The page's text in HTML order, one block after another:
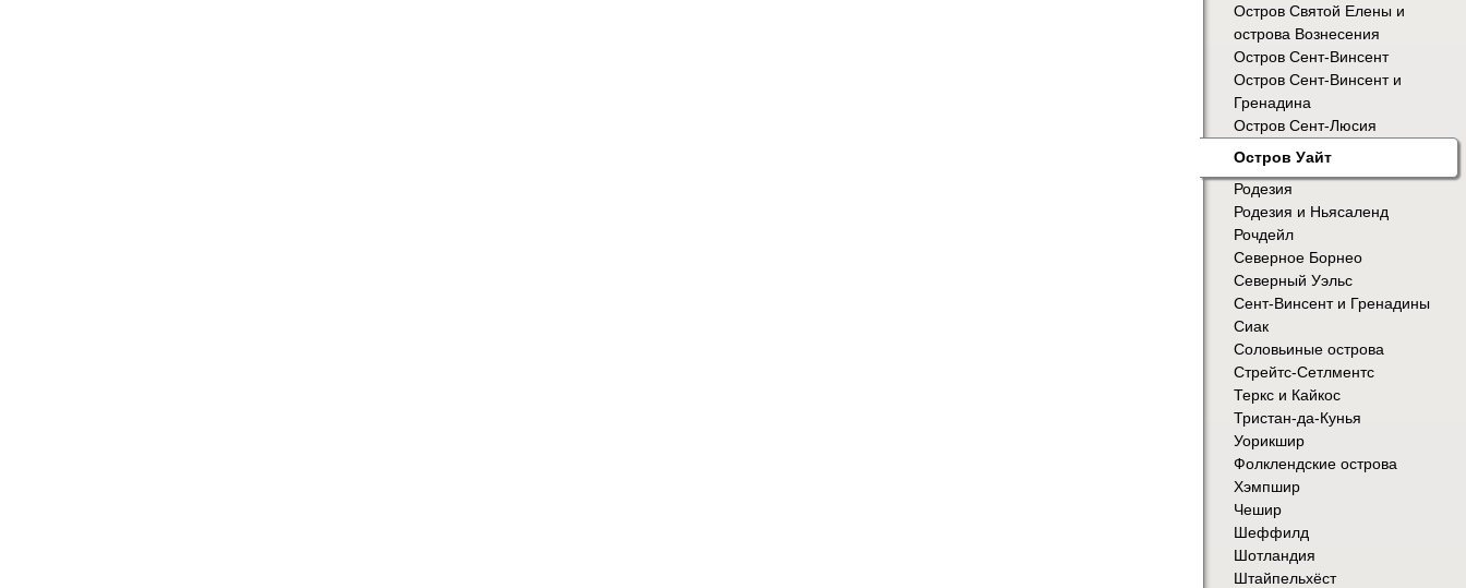
Остров Святой Елены и
острова Вознесения
Остров Сент-Винсент
Остров Сент-Винсент и
Гренадина
Остров Сент-Люсия
Остров Уайт
Родезия
Родезия и Ньясаленд
Рочдейл
Северное Борнео
Северный Уэльс
Сент-Винсент и Гренадины
Сиак
Соловьиные острова
Стрейтс-Сетлментс
Теркс и Кайкос
Тристан-да-Кунья
Уорикшир
Фолклендские острова
Хэмпшир
Чешир
Шеффилд
Шотландия
Штайпельхёст